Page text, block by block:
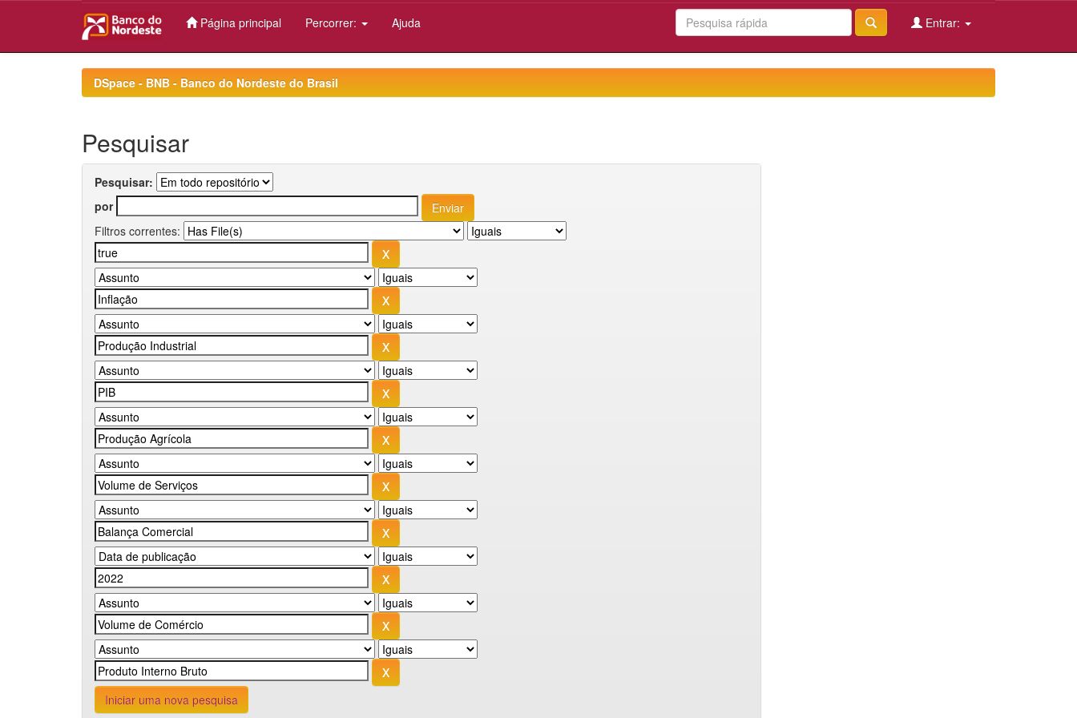
Página principal Percorrer: Ajuda Entrar:
DSpace - BNB - Banco do Nordeste do Brasil
Pesquisar
Pesquisar:
por
Filtros correntes:
Iniciar uma nova pesquisa